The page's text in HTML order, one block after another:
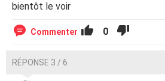
bientôt le voir
Commenter 0
RÉPONSE 3 / 6